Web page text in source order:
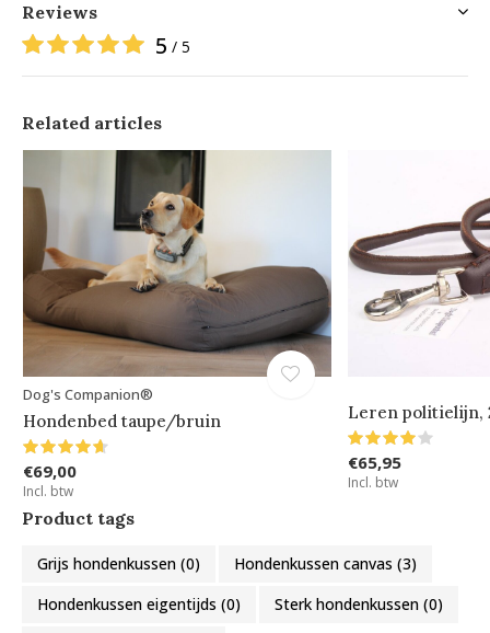
Reviews
5 / 5
Related articles
Dog's Companion®
Hondenbed taupe/bruin
€69,00
Incl. btw
Leren politielijn,
€65,95
Incl. btw
Product tags
Grijs hondenkussen (0) Hondenkussen canvas (3)
Hondenkussen eigentijds (0) Sterk hondenkussen (0)